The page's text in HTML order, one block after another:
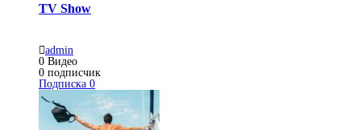
TV Show
admin
0 Видео
0 подписчик
Подписка 0